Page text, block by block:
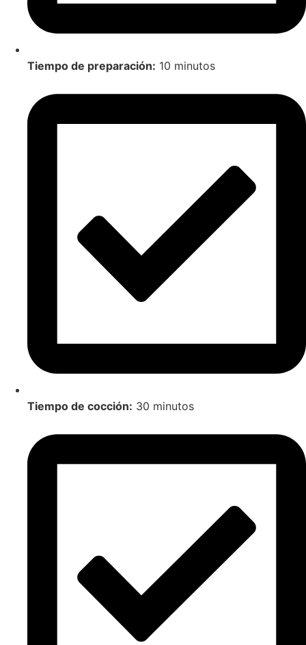
Tiempo de preparación: 10 minutos
Tiempo de cocción: 30 minutos